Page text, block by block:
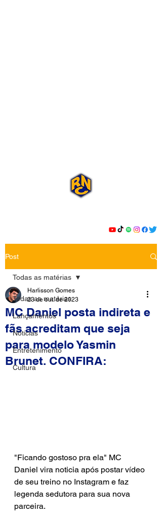
Post
Todas as matérias
Lançamentos
Notícias
Entretenimento
Cultura
Todas as matérias
MC Daniel posta indireta e
fãs acreditam que seja
para modelo Yasmin
Brunet. CONFIRA:
Harlisson Gomes
23 de out. de 2023
"Ficando gostoso pra ela" MC
Daniel vira noticia após postar vídeo
de seu treino no Instagram e faz
legenda sedutora para sua nova
parceira.